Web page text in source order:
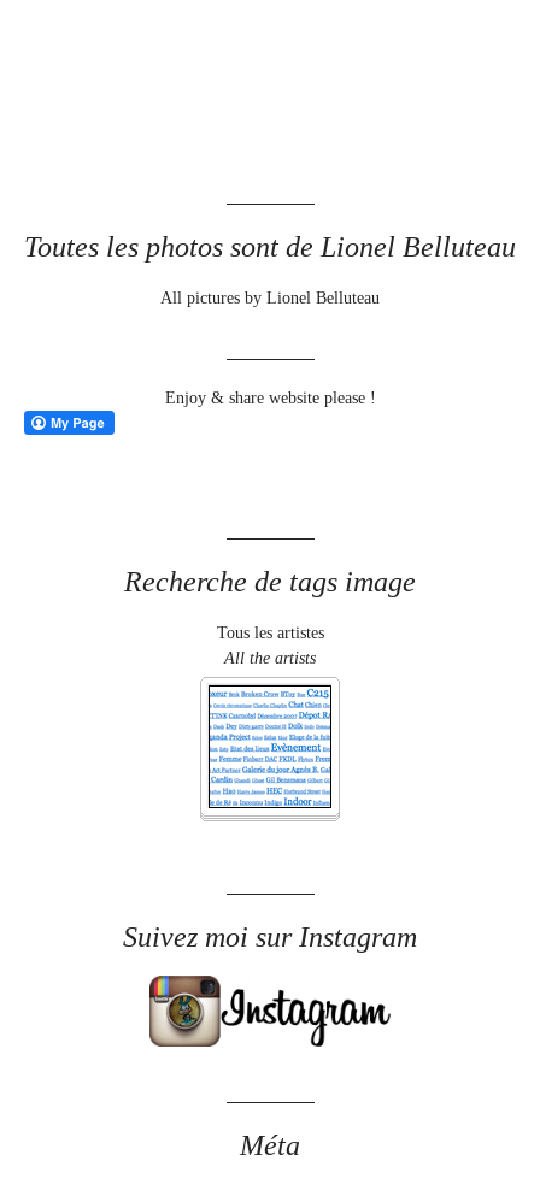
Toutes les photos sont de Lionel Belluteau
All pictures by Lionel Belluteau
Enjoy & share website please !
Recherche de tags image
Tous les artistes
All the artists
Suivez moi sur Instagram
Méta